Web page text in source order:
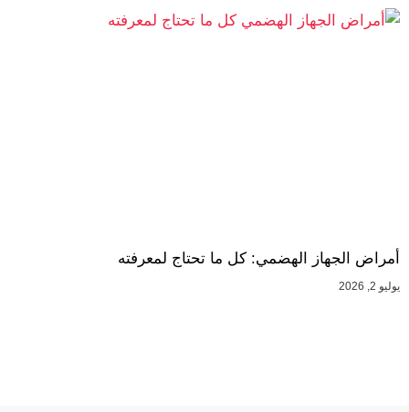
أمراض الجهاز الهضمي: كل ما تحتاج لمعرفته
يوليو 2, 2026